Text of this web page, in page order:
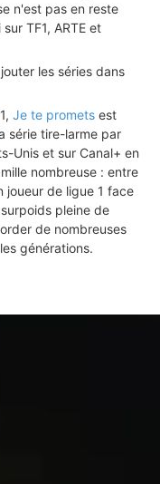
n'est pas en reste
TF1, ARTE et
les séries dans
Je te promets est
série tire-larme par
Unis et sur Canal+ en
nombreuse : entre
joueur de ligue 1 face
pleine de
de nombreuses
générations.